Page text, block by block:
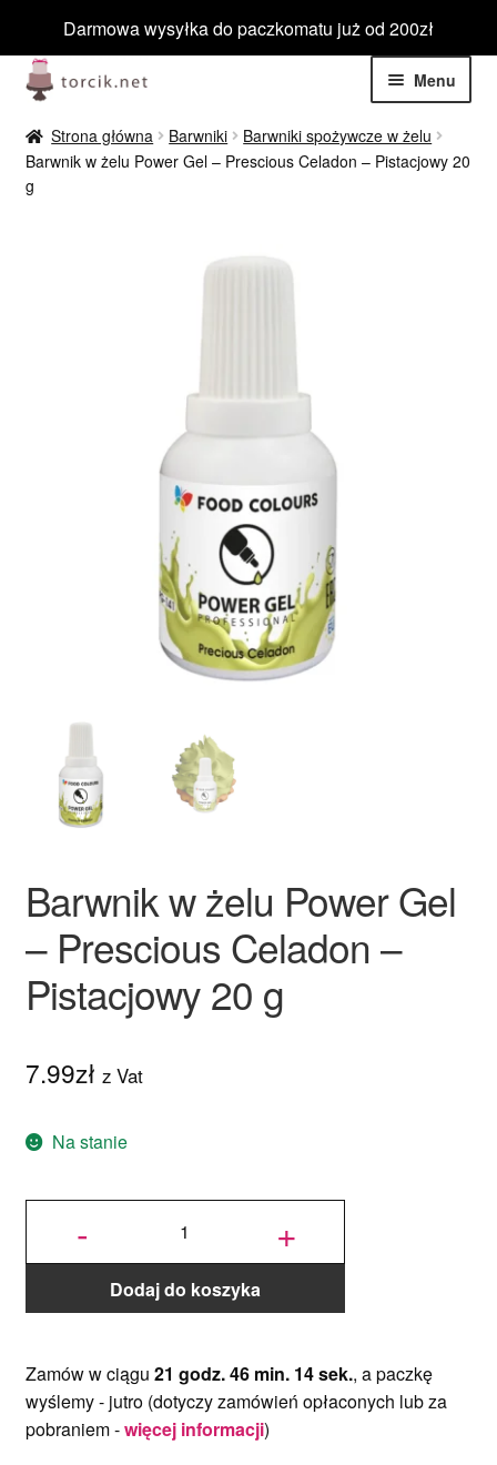
Darmowa wysyłka do paczkomatu już od 200zł
Przejdź
do
nawigacji
Przejdź
do
treści
Menu
Jadalne
Rozwiń
menu
Niejadalne
Ozdoby na tort weselny
Strona główna Barwniki
Barwniki spożywcze w żelu
Barwnik w żelu Power Gel – Prescious Celadon – Pistacjowy 20
g
Barwnik w żelu Power Gel
– Prescious Celadon –
Pistacjowy 20 g
7.99zł z Vat
Na stanie
-
ilość
Power Gel
Prescious
Celadon -
Pistacjowy
+
Dodaj do koszyka
Zamów w ciągu 21 godz. 46 min. 14 sek., a paczkę
wyślemy - jutro(dotyczy zamówień opłaconych lub za
pobraniem -więcej informacji)